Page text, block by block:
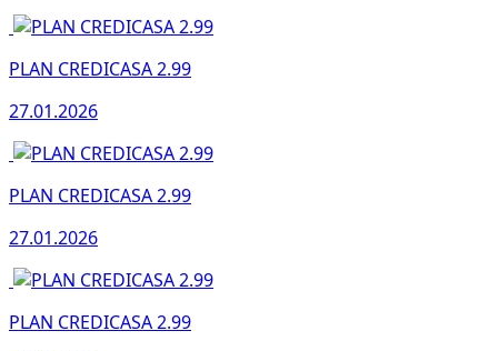
PLAN CREDICASA 2.99
27.01.2026
PLAN CREDICASA 2.99
27.01.2026
PLAN CREDICASA 2.99